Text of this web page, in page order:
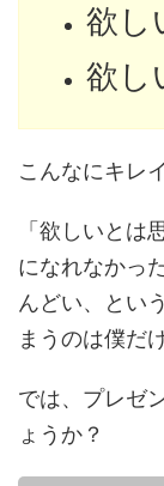
欲し
欲し
こんなにキレ
「欲しいとは
になれなかっ
んどい、とい
まうのは僕だ
では、プレゼ
ょうか？